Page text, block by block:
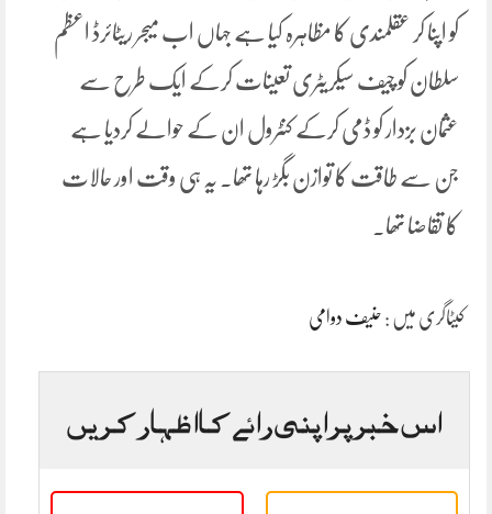
کو اپنا کر عقلمندی کا مظاہرہ کیا ہے جہاں اب میجر ریٹائرڈ اعظم
سلطان کو چیف سیکریٹری تعینات کرکے ایک طرح سے
عثمان بزدار کو ڈمی کرکے کنٹرول ان کے حوالے کردیا ہے
جن سے طاقت کا توازن بگڑ رہا تھا۔ یہ ہی وقت اور حالات
کا تقاضا تھا۔
کیٹاگری میں : حنیف دوامی
اس خبر پر اپنی رائے کا اظہار کریں